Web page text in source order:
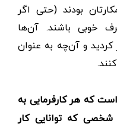
بودند (حتی اگر
خوبی باشند. آن‌ها
کردید و آن‌چه به عنوان
که هر کارفرمایی به
شخصی که توانایی کار